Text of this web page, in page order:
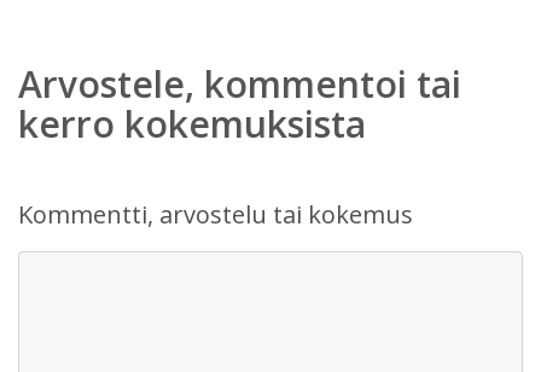
Arvostele, kommentoi tai
kerro kokemuksista
Kommentti, arvostelu tai kokemus